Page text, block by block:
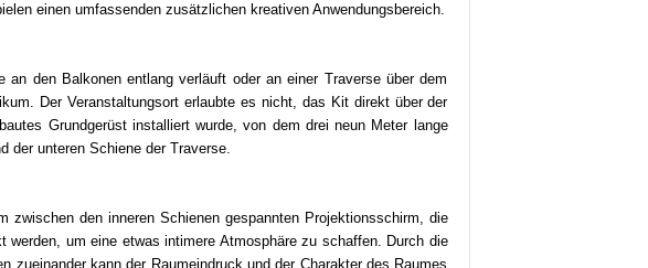
einen umfassenden zusätzlichen kreativen Anwendungsbereich.
den Balkonen entlang verläuft oder an einer Traverse über dem
Der Veranstaltungsort erlaubte es nicht, das Kit direkt über der
Grundgerüst installiert wurde, von dem drei neun Meter lange
der unteren Schiene der Traverse.
den inneren Schienen gespannten Projektionsschirm, die
um eine etwas intimere Atmosphäre zu schaffen. Durch die
zueinander kann der Raumeindruck und der Charakter des Raumes